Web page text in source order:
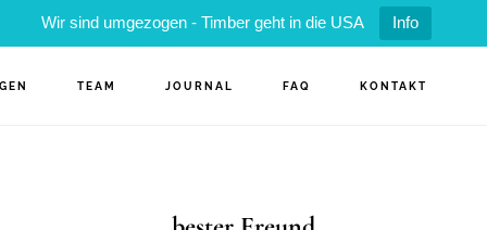
Wir sind umgezogen - Timber geht in die USA Info
TEAM JOURNAL FAQ KONTAKT